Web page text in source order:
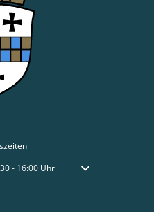
oder Schließzeiten auszublenden
- 16:00Uhr Von 07:30 bis 16:00